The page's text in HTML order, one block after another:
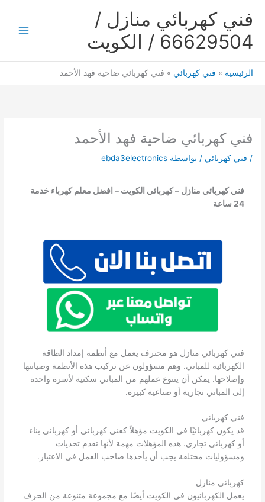
فني كهربائي منازل /
66629504 / الكويت
الرئيسية فني كهربائي فني كهربائي ضاحية فهد الأحمد
فني كهربائي ضاحية فهد الأحمد
/ فني كهربائي / بواسطة ebda3electronics
فني كهربائي منازل – كهربائي الكويت – افضل معلم كهرباء خدمة
24 ساعة
فني كهربائي منازل هو محترف يعمل مع أنظمة إمداد الطاقة
الكهربائية للمباني. وهم مسؤولون عن تركيب هذه الأنظمة وصيانتها
وإصلاحها. يمكن أن يتنوع عملهم من المباني سكنية لأسرة واحدة
إلى المباني تجارية أو صناعية كبيرة.
فني كهربائي
قد يكون كهربائيًا في الكويت مؤهلاً كفني كهربائي أو كهربائي بناء
أو كهربائي تجاري. هذه المؤهلات مهمة لأنها تقدم تحديات
ومسؤوليات مختلفة يجب أن يأخذها صاحب العمل في الاعتبار.
كهربائي منازل
يعمل الكهربائيون في الكويت أيضًا مع مجموعة متنوعة من الحرف